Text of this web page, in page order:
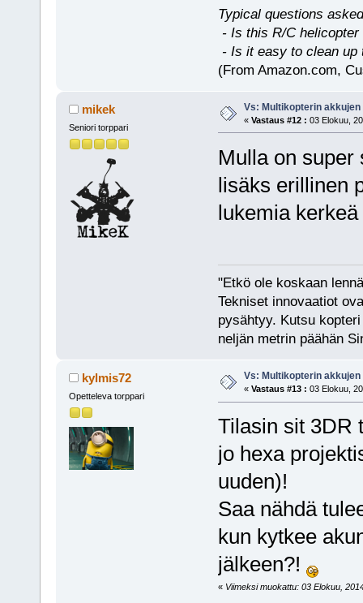
Typical questions
- Is this R/C helicopter
- Is it easy to clean up
(From Amazon.com,
mikek
Seniori torppari
Vs: Multikopterin
« Vastaus #12 : 03 Elokuu,
Mulla on super
lisäks erillinen
lukemia
"Etkö ole koskaan
Tekniset innovaatiot
pysähtyy. Kutsu
neljän metrin päähän
kylmis72
Opetteleva torppari
Vs: Multikopterin
« Vastaus #13 : 03 Elokuu,
Tilasin sit 3DR
jo hexa
uuden)!
Saa nähdä
kun kytkee
jälkeen?!
« Viimeksi muokattu: 03 Elokuu,